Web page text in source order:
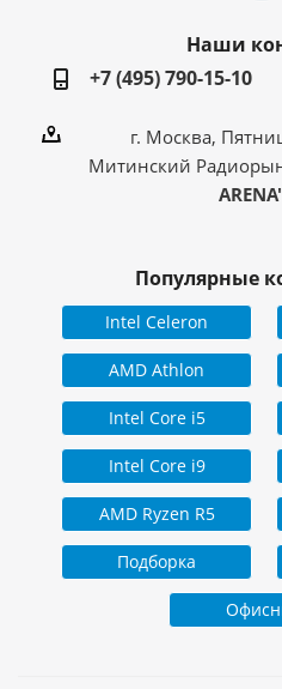
Наши
+7 (495) 790-15-10
г. Москва,
Митинский
Популярные
Intel Celeron
AMD Athlon
Intel Core i5
Intel Core i9
AMD Ryzen R5
Подборка